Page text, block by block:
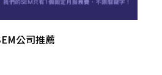
公司推薦